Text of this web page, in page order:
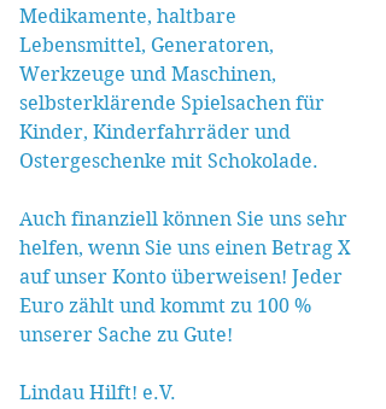
Medikamente, haltbare
Lebensmittel, Generatoren,
Werkzeuge und Maschinen,
selbsterklärende Spielsachen für
Kinder, Kinderfahrräder und
Ostergeschenke mit Schokolade.
Auch finanziell können Sie uns sehr
helfen, wenn Sie uns einen Betrag X
auf unser Konto überweisen! Jeder
Euro zählt und kommt zu 100 %
unserer Sache zu Gute!
Lindau Hilft! e.V.